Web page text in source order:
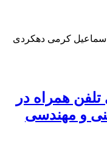
کرمی دهکردی
همراه در
و مهندسی